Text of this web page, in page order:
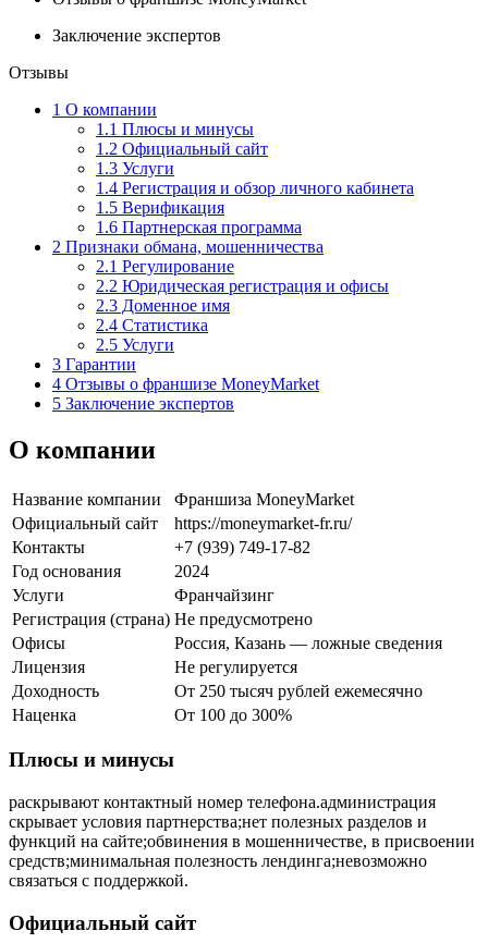
Заключение экспертов
Отзывы
1 О компании
1.1 Плюсы и минусы
1.2 Официальный сайт
1.3 Услуги
1.4 Регистрация и обзор личного кабинета
1.5 Верификация
1.6 Партнерская программа
2 Признаки обмана, мошенничества
2.1 Регулирование
2.2 Юридическая регистрация и офисы
2.3 Доменное имя
2.4 Статистика
2.5 Услуги
3 Гарантии
4 Отзывы о франшизе MoneyMarket
5 Заключение экспертов
О компании
Название компании
Франшиза MoneyMarket
Официальный сайт
https://moneymarket-fr.ru/
Контакты
+7 (939) 749-17-82
Год основания
2024
Услуги
Франчайзинг
Регистрация (страна) Не предусмотрено
Офисы
Россия, Казань — ложные сведения
Лицензия
Не регулируется
Доходность
От 250 тысяч рублей ежемесячно
Наценка
От 100 до 300%
Плюсы и минусы
раскрывают контактный номер телефона.администрация
скрывает условия партнерства;нет полезных разделов и
функций на сайте;обвинения в мошенничестве, в присвоении
средств;минимальная полезность лендинга;невозможно
связаться с поддержкой.
Официальный сайт